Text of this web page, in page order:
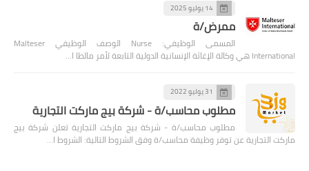
14 يوليو 2025
ممرض/ة
المسمى الوظيفي: Nurse الوصف الوظيفي Malteser
International هي وكالة الإغاثة الإنسانية الدولية التابعة لأمر مالطا ا…
31 يوليو 2022
مطلوب محاسب/ة - شركة بيج ماركت التجارية
مطلوب محاسب/ة - شركة بيج ماركت التجارية تعلن شركة بيج
ماركت التجارية عن توفر وظيفة محاسب/ة وفق الشروط التالية: الشروط ا…